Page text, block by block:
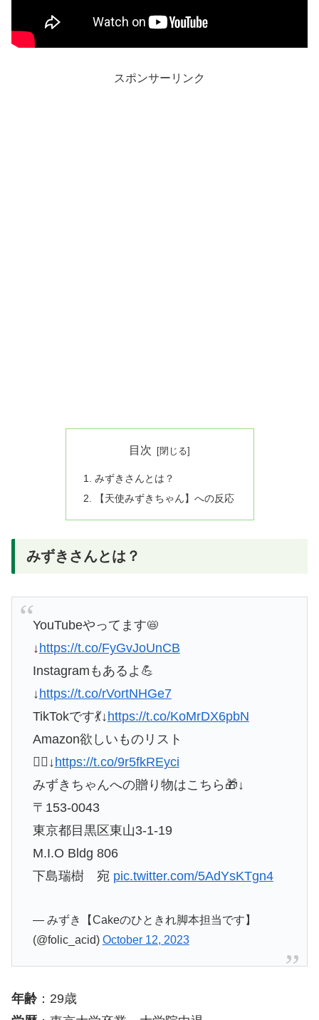
スポンサーリンク
目次
みずきさんとは？
【天使みずきちゃん】への反応
みずきさんとは？
YouTubeやってます📛
↓https://t.co/FyGvJoUnCB
Instagramもあるよ💪
↓https://t.co/rVortNHGe7
TikTokです💃↓https://t.co/KoMrDX6pbN
Amazon欲しいものリスト
🙇‍♀️↓https://t.co/9r5fkREyci
みずきちゃんへの贈り物はこちら🎁↓
〒153-0043
東京都目黒区東山3-1-19
M.I.O Bldg 806
下島瑞樹 宛 pic.twitter.com/5AdYsKTgn4
— みずき【Cakeのひときれ脚本担当です】
(@folic_acid) October 12, 2023
年齢：29歳